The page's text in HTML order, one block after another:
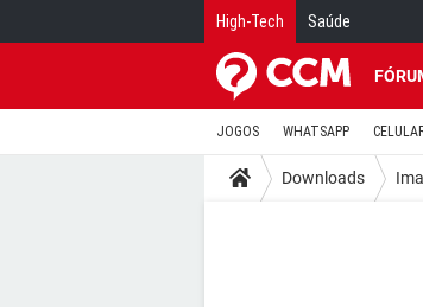
High-Tech Saúde
JOGOS WHATSAPP
Downloads